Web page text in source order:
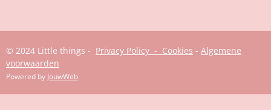
© 2024 Little things - Privacy Policy - Cookies - Algemene
voorwaarden
Powered by JouwWeb